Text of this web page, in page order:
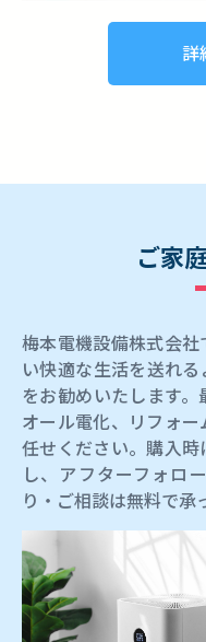
詳
ご家
梅本電機設備株式会
い快適な生活を送れ
をお勧めいたします。
オール電化、リフォ
任せください。購入
し、アフターフォロ
り・ご相談は無料で承